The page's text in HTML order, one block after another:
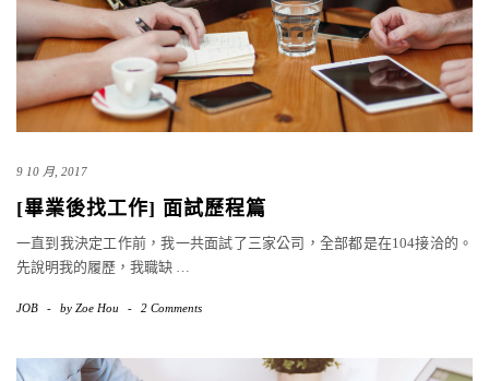
9 10 月, 2017
[畢業後找工作] 面試歷程篇
一直到我決定工作前，我一共面試了三家公司，全部都是在104接洽的。
先說明我的履歷，我職缺 …
JOB - by Zoe Hou - 2 Comments